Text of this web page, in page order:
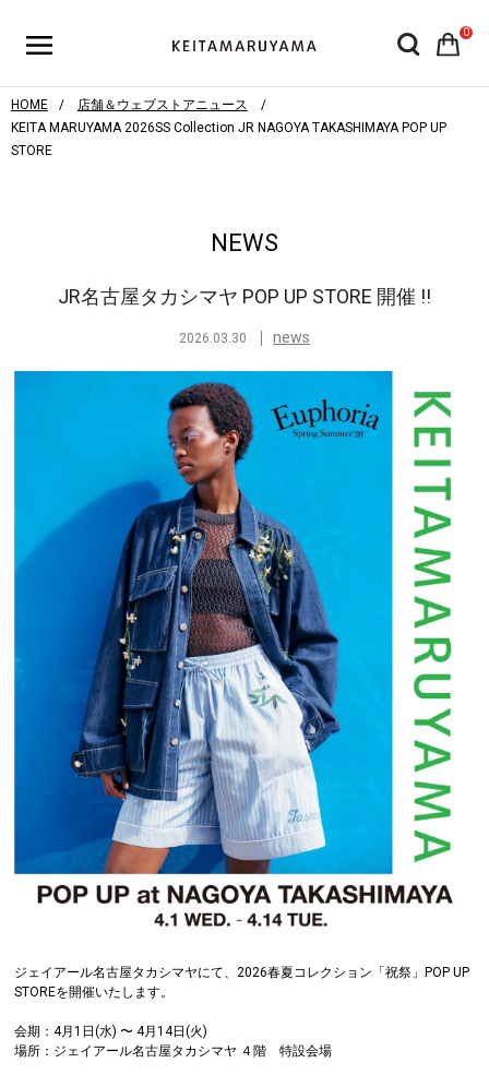
0
HOME
店舗＆ウェブストアニュース
KEITA MARUYAMA 2026SS Collection JR NAGOYA TAKASHIMAYA POP UP
STORE
NEWS
JR名古屋タカシマヤ POP UP STORE 開催 !!
2026.03.30 news
ジェイアール名古屋タカシマヤにて、2026春夏コレクション「祝祭」POP UP
STOREを開催いたします。
会期：4月1日(水) 〜 4月14日(火)
場所：ジェイアール名古屋タカシマヤ ４階 特設会場